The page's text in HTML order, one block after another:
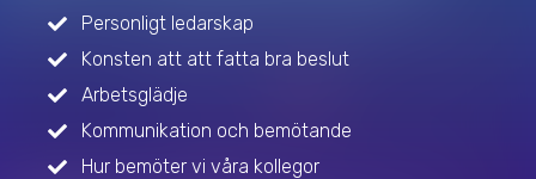
Personligt ledarskap
Konsten att att fatta bra beslut
Arbetsglädje
Kommunikation och bemötande
Hur bemöter vi våra kollegor